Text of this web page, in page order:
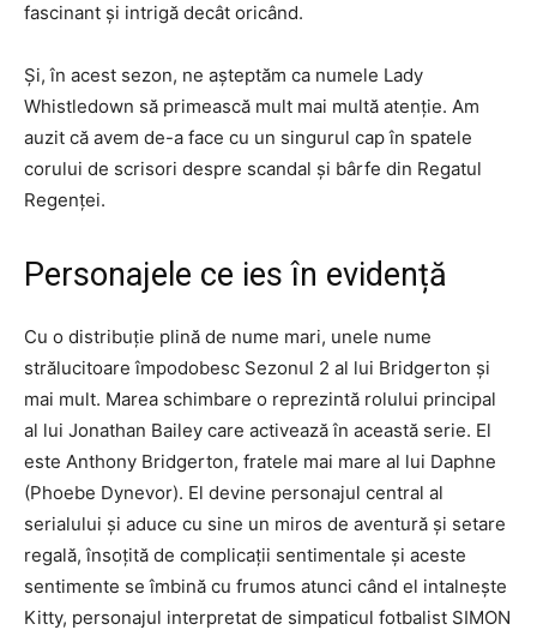
fascinant și intrigă decât oricând.
Și, în acest sezon, ne așteptăm ca numele Lady
Whistledown să primească mult mai multă atenție. Am
auzit că avem de-a face cu un singurul cap în spatele
corului de scrisori despre scandal și bârfe din Regatul
Regenței.
Personajele ce ies în evidență
Cu o distribuție plină de nume mari, unele nume
strălucitoare împodobesc Sezonul 2 al lui Bridgerton și
mai mult. Marea schimbare o reprezintă rolului principal
al lui Jonathan Bailey care activează în această serie. El
este Anthony Bridgerton, fratele mai mare al lui Daphne
(Phoebe Dynevor). El devine personajul central al
serialului și aduce cu sine un miros de aventură și setare
regală, însoțită de complicații sentimentale și aceste
sentimente se îmbină cu frumos atunci când el intalnește
Kitty, personajul interpretat de simpaticul fotbalist SIMON